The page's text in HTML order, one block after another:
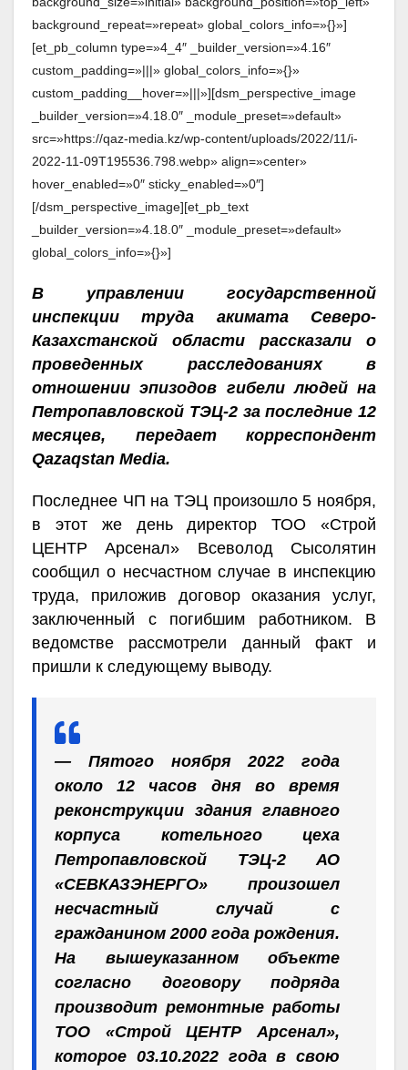
background_repeat=»repeat» global_colors_info=»{}»]
[et_pb_column type=»4_4″ _builder_version=»4.16″
custom_padding=»|||» global_colors_info=»{}»
custom_padding__hover=»|||»][dsm_perspective_image
_builder_version=»4.18.0″ _module_preset=»default»
src=»https://qaz-media.kz/wp-content/uploads/2022/11/i-
2022-11-09T195536.798.webp» align=»center»
hover_enabled=»0″ sticky_enabled=»0″]
[/dsm_perspective_image][et_pb_text
_builder_version=»4.18.0″ _module_preset=»default»
global_colors_info=»{}»]
В управлении государственной
инспекции труда акимата Северо-
Казахстанской области рассказали о
проведенных расследованиях в
отношении эпизодов гибели людей на
Петропавловской ТЭЦ-2 за последние 12
месяцев, передает корреспондент
Qazaqstan Media.
Последнее ЧП на ТЭЦ произошло 5 ноября,
в этот же день директор ТОО «Строй
ЦЕНТР Арсенал» Всеволод Сысолятин
сообщил о несчастном случае в инспекцию
труда, приложив договор оказания услуг,
заключенный с погибшим работником. В
ведомстве рассмотрели данный факт и
пришли к следующему выводу.
— Пятого ноября 2022 года
около 12 часов дня во время
реконструкции здания главного
корпуса котельного цеха
Петропавловской ТЭЦ-2 АО
«СЕВКАЗЭНЕРГО» произошел
несчастный случай с
гражданином 2000 года рождения.
На вышеуказанном объекте
согласно договору подряда
производит ремонтные работы
ТОО «Строй ЦЕНТР Арсенал»,
которое 03.10.2022 года в свою